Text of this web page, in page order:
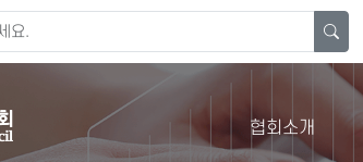
협회소개